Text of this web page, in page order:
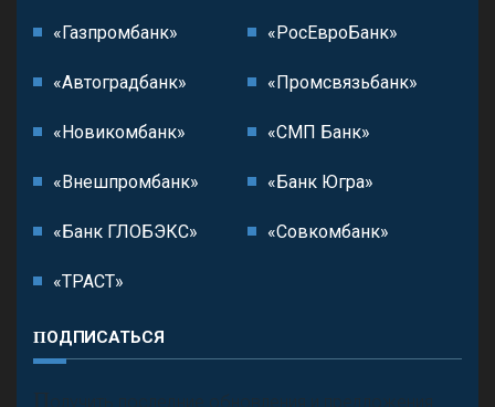
«Газпромбанк» «РосЕвроБанк»
«Автоградбанк» «Промсвязьбанк»
«Новикомбанк» «СМП Банк»
«Внешпромбанк» «Банк Югра»
«Банк ГЛОБЭКС» «Совкомбанк»
«ТРАСТ»
ПОДПИСАТЬСЯ
П олучить последние обновления и предложения.